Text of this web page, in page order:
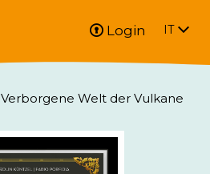
Login IT
Verborgene Welt der Vulkane